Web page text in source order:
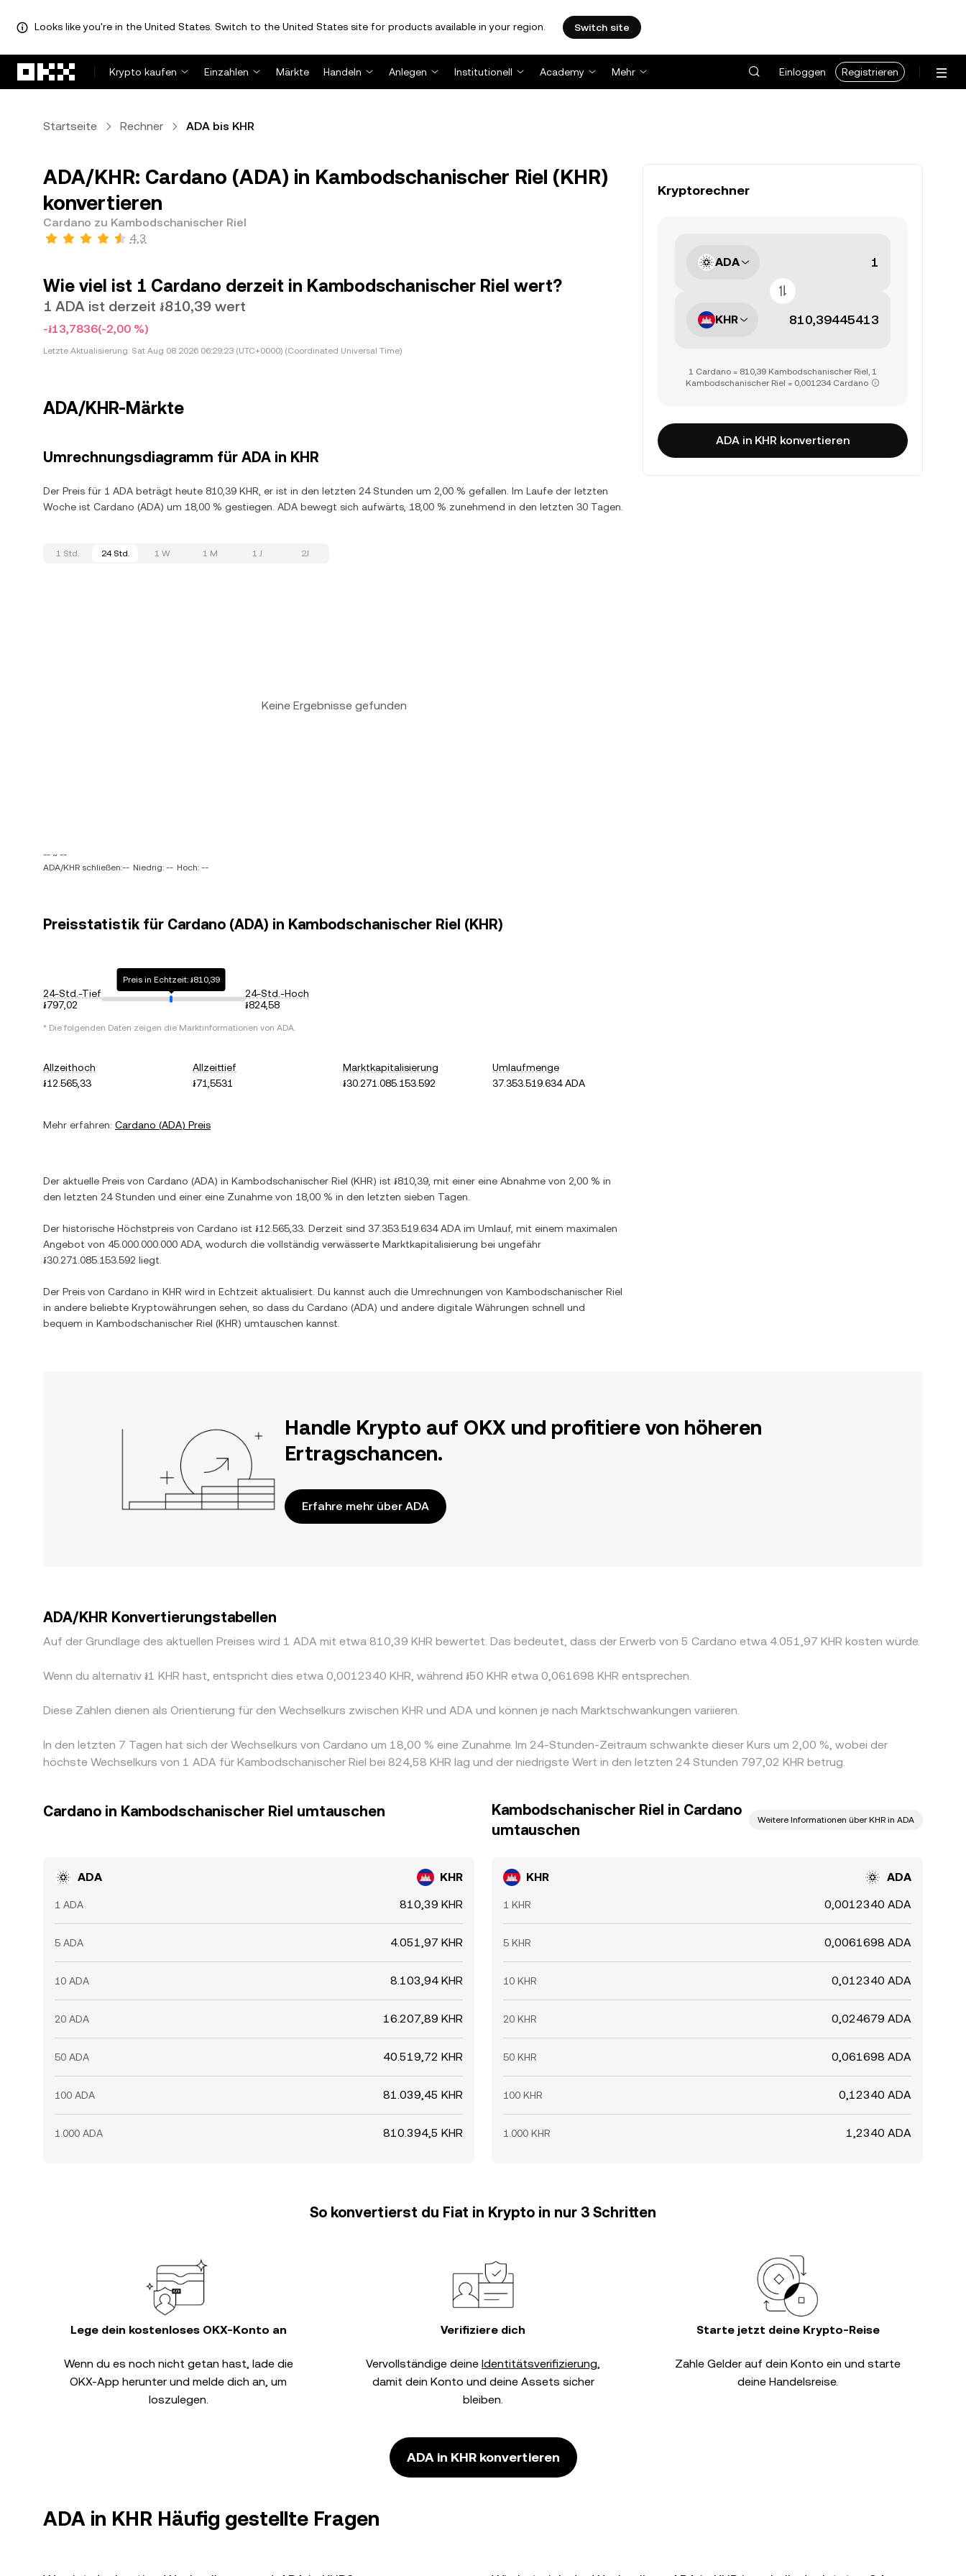
Looks like you're in the United States. Switch to the United States site for products available in your region. Switch site
Krypto kaufen
Einzahlen Märkte Handeln Anlegen Institutionell Academy Mehr Einloggen Registrieren
Startseite Rechner ADA bis KHR
ADA/KHR: Cardano (ADA) in Kambodschanischer Riel (KHR)
konvertieren
Cardano zu Kambodschanischer Riel
4,3
Wie viel ist 1 Cardano derzeit in Kambodschanischer Riel wert?
1 ADA ist derzeit ៛810,39 wert
-៛13,7836(-2,00 %)
Letzte Aktualisierung: Sat Aug 08 2026 06:29:23 (UTC+0000) (Coordinated Universal Time)
ADA/KHR-Märkte
Umrechnungsdiagramm für ADA in KHR
Der Preis für 1 ADA beträgt heute 810,39 KHR, er ist in den letzten 24 Stunden um 2,00 % gefallen. Im Laufe der letzten
Woche ist Cardano (ADA) um 18,00 % gestiegen. ADA bewegt sich aufwärts, 18,00 % zunehmend in den letzten 30 Tagen.
1 Std. 24 Std. 1 W 1 M 1 J 2J
Keine Ergebnisse gefunden
-- ~ --
ADA/KHR schließen:-- Niedrig: -- Hoch: --
Preisstatistik für Cardano (ADA) in Kambodschanischer Riel (KHR)
24-Std.-Tief
៛797,02
Preis in Echtzeit: ៛810,39
24-Std.-Hoch
៛824,58
* Die folgenden Daten zeigen die Marktinformationen von ADA.
Allzeithoch
៛12.565,33
Allzeittief
៛71,5531
Marktkapitalisierung
៛30.271.085.153.592
Umlaufmenge
37.353.519.634 ADA
Mehr erfahren: Cardano (ADA) Preis
Der aktuelle Preis von Cardano (ADA) in Kambodschanischer Riel (KHR) ist ៛810,39 , mit einer eine Abnahme von 2,00 % in
den letzten 24 Stunden und einer eine Zunahme von 18,00 % in den letzten sieben Tagen.
Der historische Höchstpreis von Cardano ist ៛12.565,33 . Derzeit sind 37.353.519.634 ADA im Umlauf, mit einem maximalen
Angebot von 45.000.000.000 ADA , wodurch die vollständig verwässerte Marktkapitalisierung bei ungefähr
៛30.271.085.153.592 liegt.
Der Preis von Cardano in KHR wird in Echtzeit aktualisiert. Du kannst auch die Umrechnungen von Kambodschanischer Riel
in andere beliebte Kryptowährungen sehen, so dass du Cardano (ADA) und andere digitale Währungen schnell und
bequem in Kambodschanischer Riel (KHR) umtauschen kannst.
Kryptorechner
ADA
KHR
1 Cardano = 810,39 Kambodschanischer Riel, 1
Kambodschanischer Riel = 0,001234 Cardano
ADA in KHR konvertieren
Handle Krypto auf OKX und profitiere von höheren
Ertragschancen.
Erfahre mehr über ADA
ADA/KHR Konvertierungstabellen
Auf der Grundlage des aktuellen Preises wird 1 ADA mit etwa 810,39 KHR bewertet. Das bedeutet, dass der Erwerb von 5 Cardano etwa 4.051,97 KHR kosten würde.
Wenn du alternativ ៛1 KHR hast, entspricht dies etwa 0,0012340 KHR, während ៛50 KHR etwa 0,061698 KHR entsprechen.
Diese Zahlen dienen als Orientierung für den Wechselkurs zwischen KHR und ADA und können je nach Marktschwankungen variieren.
In den letzten 7 Tagen hat sich der Wechselkurs von Cardano um 18,00 % eine Zunahme. Im 24-Stunden-Zeitraum schwankte dieser Kurs um 2,00 %, wobei der
höchste Wechselkurs von 1 ADA für Kambodschanischer Riel bei 824,58 KHR lag und der niedrigste Wert in den letzten 24 Stunden 797,02 KHR betrug.
Cardano in Kambodschanischer Riel umtauschen
ADA KHR
1 ADA 810,39 KHR
5 ADA 4.051,97 KHR
10 ADA 8.103,94 KHR
20 ADA 16.207,89 KHR
50 ADA 40.519,72 KHR
100 ADA 81.039,45 KHR
1.000 ADA 810.394,5 KHR
Kambodschanischer Riel in Cardano
umtauschen
Weitere Informationen über KHR in ADA
KHR ADA
1 KHR 0,0012340 ADA
5 KHR 0,0061698 ADA
10 KHR 0,012340 ADA
20 KHR 0,024679 ADA
50 KHR 0,061698 ADA
100 KHR 0,12340 ADA
1.000 KHR 1,2340 ADA
So konvertierst du Fiat in Krypto in nur 3 Schritten
Lege dein kostenloses OKX-Konto an
Wenn du es noch nicht getan hast, lade die
OKX-App herunter und melde dich an, um
loszulegen.
Verifiziere dich
Vervollständige deine Identitätsverifizierung,
damit dein Konto und deine Assets sicher
bleiben.
Starte jetzt deine Krypto-Reise
Zahle Gelder auf dein Konto ein und starte
deine Handelsreise.
ADA in KHR konvertieren
ADA in KHR Häufig gestellte Fragen